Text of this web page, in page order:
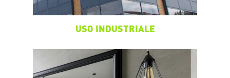
USO INDUSTRIALE